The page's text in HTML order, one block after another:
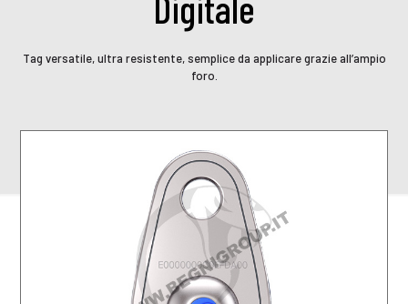
Tag versatile, ultra resistente, semplice da applicare grazie all’ampio
foro.